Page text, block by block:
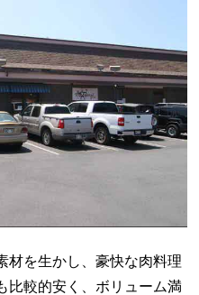
材を生かし、豪快な肉料理
比較的安く、ボリューム満